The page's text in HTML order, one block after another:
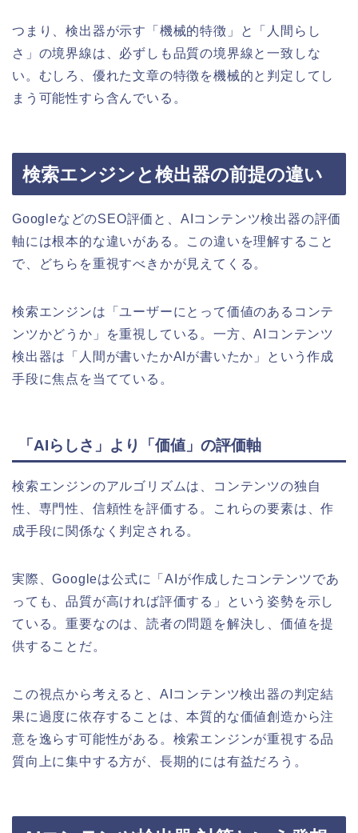
つまり、検出器が示す「機械的特徴」と「人間らし
さ」の境界線は、必ずしも品質の境界線と一致しな
い。むしろ、優れた文章の特徴を機械的と判定してし
まう可能性すら含んでいる。
検索エンジンと検出器の前提の違い
GoogleなどのSEO評価と、AIコンテンツ検出器の評価
軸には根本的な違いがある。この違いを理解すること
で、どちらを重視すべきかが見えてくる。
検索エンジンは「ユーザーにとって価値のあるコンテ
ンツかどうか」を重視している。一方、AIコンテンツ
検出器は「人間が書いたかAIが書いたか」という作成
手段に焦点を当てている。
「AIらしさ」より「価値」の評価軸
検索エンジンのアルゴリズムは、コンテンツの独自
性、専門性、信頼性を評価する。これらの要素は、作
成手段に関係なく判定される。
実際、Googleは公式に「AIが作成したコンテンツであ
っても、品質が高ければ評価する」という姿勢を示し
ている。重要なのは、読者の問題を解決し、価値を提
供することだ。
この視点から考えると、AIコンテンツ検出器の判定結
果に過度に依存することは、本質的な価値創造から注
意を逸らす可能性がある。検索エンジンが重視する品
質向上に集中する方が、長期的には有益だろう。